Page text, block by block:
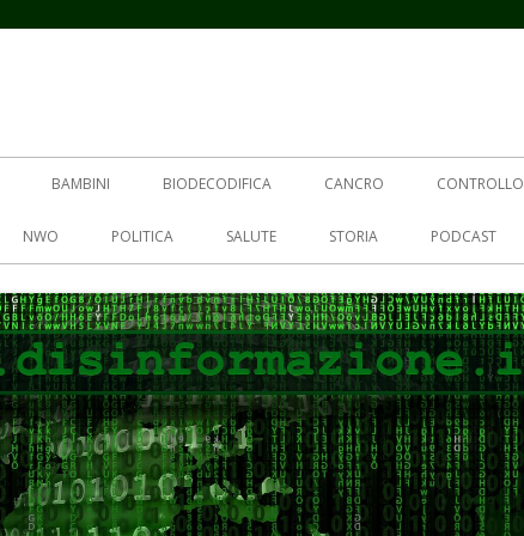
BAMBINI BIODECODIFICA CANCRO CONTROLLO
NWO POLITICA SALUTE STORIA PODCAST